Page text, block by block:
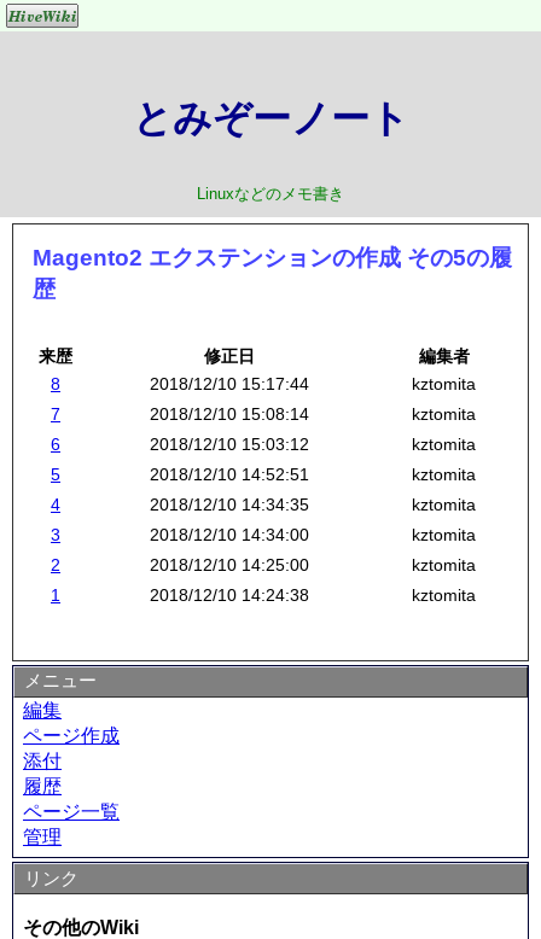
とみぞーノート
Linuxなどのメモ書き
Magento2 エクステンションの作成 その5の履
歴
来歴 修正日
編集者
8
2018/12/10 15:17:44
kztomita
7
2018/12/10 15:08:14
kztomita
6
2018/12/10 15:03:12
kztomita
5
2018/12/10 14:52:51
kztomita
4
2018/12/10 14:34:35
kztomita
3
2018/12/10 14:34:00
kztomita
2
2018/12/10 14:25:00
kztomita
1
2018/12/10 14:24:38 kztomita
メニュー
編集
ページ作成
添付
履歴
ページ一覧
管理
リンク
その他のWiki